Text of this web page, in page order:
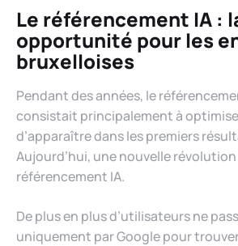
Le référencement IA :
opportunité pour les
bruxelloises
Pendant des années, le
consistait principalement à
d’apparaître dans les premiers
Aujourd’hui, une nouvelle
référencement IA.
De plus en plus d’utilisateurs ne
uniquement par Google pour